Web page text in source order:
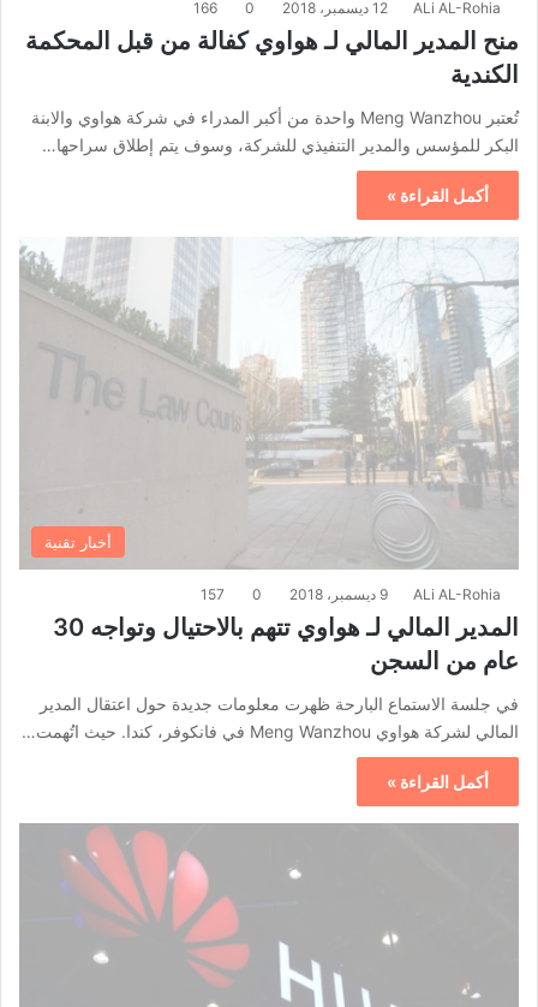
ALi AL-Rohia 12 ديسمبر، 2018 0
166
منح المدير المالي لـ هواوي كفالة من قبل المحكمة
الكندية
تُعتبر Meng Wanzhou واحدة من أكبر المدراء في شركة هواوي والابنة
البكر للمؤسس والمدير التنفيذي للشركة، وسوف يتم إطلاق سراحها…
أكمل القراءة »
أخبار تقنية
ALi AL-Rohia 9 ديسمبر، 2018 0
157
المدير المالي لـ هواوي تتهم بالاحتيال وتواجه 30
عام من السجن
في جلسة الاستماع البارحة ظهرت معلومات جديدة حول اعتقال المدير
المالي لشركة هواوي Meng Wanzhou في فانكوفر، كندا. حيث اتُهمت…
أكمل القراءة »